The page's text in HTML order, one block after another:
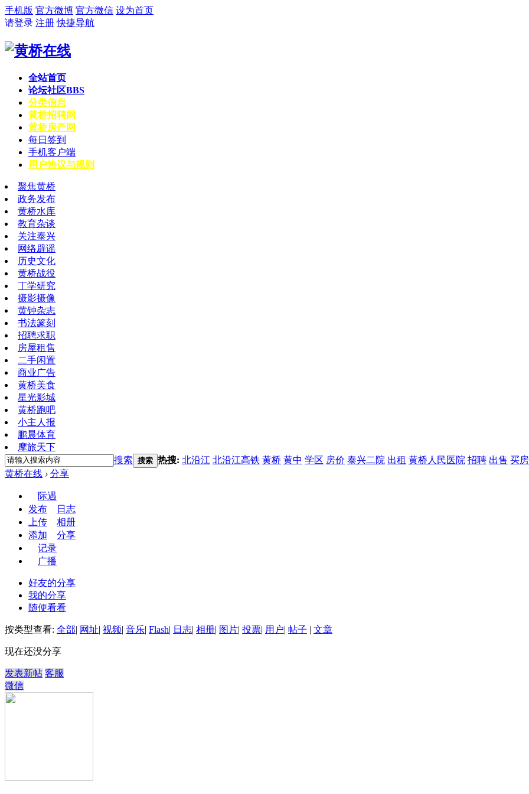
手机版 官方微博 官方微信 设为首页
请登录 注册 快捷导航
全站首页
论坛社区BBS
分类信息
黄桥招聘网
黄桥房产网
每日签到
手机客户端
用户协议与规则
聚焦黄桥
政务发布
黄桥水库
教育杂谈
关注泰兴
网络辟谣
历史文化
黄桥战役
丁学研究
摄影摄像
黄钟杂志
书法篆刻
招聘求职
房屋租售
二手闲置
商业广告
黄桥美食
星光影城
黄桥跑吧
小主人报
鹏晨体育
摩旅天下
搜索 搜索 热搜: 北沿江 北沿江高铁 黄桥 黄中 学区 房价 泰兴二院 出租 黄桥人民医院 招聘 出售 买房
黄桥在线 › 分享
际遇
发布
日志
上传
相册
添加
分享
记录
广播
好友的分享
我的分享
随便看看
按类型查看: 全部| 网址| 视频| 音乐| Flash| 日志| 相册| 图片| 投票| 用户| 帖子 | 文章
现在还没分享
发表新帖 客服
微信